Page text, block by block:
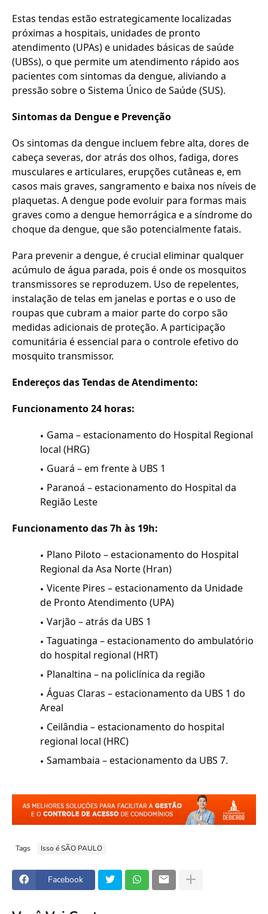
Estas tendas estão estrategicamente localizadas
próximas a hospitais, unidades de pronto
atendimento (UPAs) e unidades básicas de saúde
(UBSs), o que permite um atendimento rápido aos
pacientes com sintomas da dengue, aliviando a
pressão sobre o Sistema Único de Saúde (SUS).
Sintomas da Dengue e Prevenção
Os sintomas da dengue incluem febre alta, dores de
cabeça severas, dor atrás dos olhos, fadiga, dores
musculares e articulares, erupções cutâneas e, em
casos mais graves, sangramento e baixa nos níveis de
plaquetas. A dengue pode evoluir para formas mais
graves como a dengue hemorrágica e a síndrome do
choque da dengue, que são potencialmente fatais.
Para prevenir a dengue, é crucial eliminar qualquer
acúmulo de água parada, pois é onde os mosquitos
transmissores se reproduzem. Uso de repelentes,
instalação de telas em janelas e portas e o uso de
roupas que cubram a maior parte do corpo são
medidas adicionais de proteção. A participação
comunitária é essencial para o controle efetivo do
mosquito transmissor.
Endereços das Tendas de Atendimento:
Funcionamento 24 horas:
Gama – estacionamento do Hospital Regional
local (HRG)
Guará – em frente à UBS 1
Paranoá – estacionamento do Hospital da
Região Leste
Funcionamento das 7h às 19h:
Plano Piloto – estacionamento do Hospital
Regional da Asa Norte (Hran)
Vicente Pires – estacionamento da Unidade
de Pronto Atendimento (UPA)
Varjão – atrás da UBS 1
Taguatinga – estacionamento do ambulatório
do hospital regional (HRT)
Planaltina – na policlínica da região
Águas Claras – estacionamento da UBS 1 do
Areal
Ceilândia – estacionamento do hospital
regional local (HRC)
Samambaia – estacionamento da UBS 7.
Tags Isso é SÃO PAULO
Facebook